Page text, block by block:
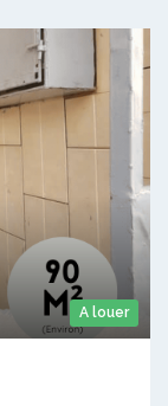
A louer